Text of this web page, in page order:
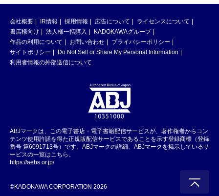
会社概要 IR情報 採用情報 広告について
ライセンスについて
書店様向け
法人様一括購入
KADOKAWAグループ
作品の利用について
お問い合わせ
プライバシーポリシー
サイトポリシー
Do Not Sell or Share My Personal Information
利用者情報の外部送信について
ABJマークは、この電子書店・電子書籍配信サービスが、著作権者からコン
テンツ使用許諾を得た正規版配信サービスであることを示す登録商標（登録
番号 第6091713号）です。ABJマークの詳細、ABJマークを掲示しているサ
ービスの一覧はこちら。
https://aebs.or.jp/
©KADOKAWA CORPORATION 2026